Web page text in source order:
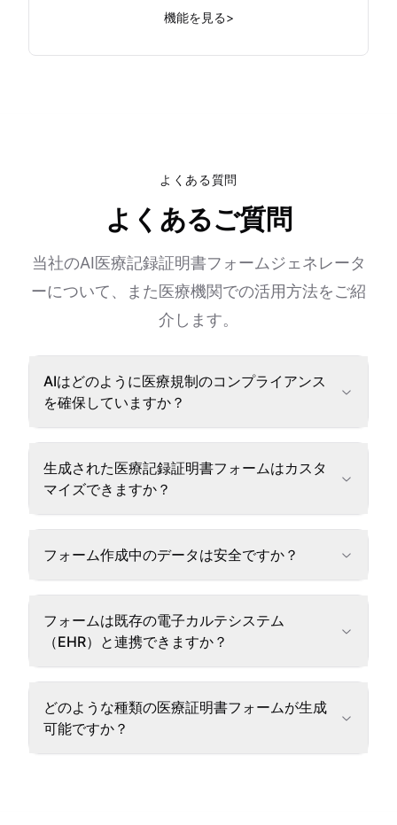
機能を見る>
よくある質問
よくあるご質問
当社のAI医療記録証明書フォームジェネレータ
ーについて、また医療機関での活用方法をご紹
介します。
AIはどのように医療規制のコンプライアンス
を確保していますか？
生成された医療記録証明書フォームはカスタ
マイズできますか？
フォーム作成中のデータは安全ですか？
フォームは既存の電子カルテシステム
（EHR）と連携できますか？
どのような種類の医療証明書フォームが生成
可能ですか？